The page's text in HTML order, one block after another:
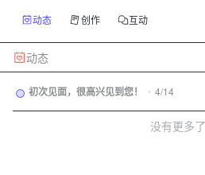
动态 创作 互动
动态
初次见面，很高兴见到您！ • 4/14
没有更多了